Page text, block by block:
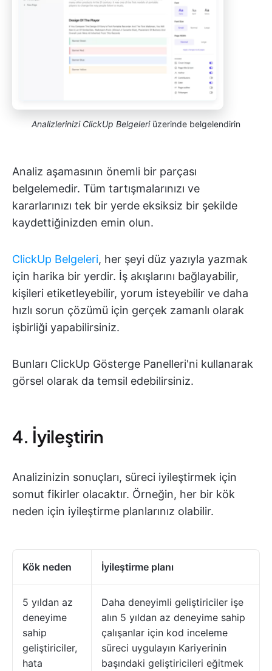
Analizlerinizi ClickUp Belgeleriüzerinde belgelendirin
Analiz aşamasının önemli bir parçası
belgelemedir. Tüm tartışmalarınızı ve
kararlarınızı tek bir yerde eksiksiz bir şekilde
kaydettiğinizden emin olun.
ClickUp Belgeleri, her şeyi düz yazıyla yazmak
için harika bir yerdir. İş akışlarını bağlayabilir,
kişileri etiketleyebilir, yorum isteyebilir ve daha
hızlı sorun çözümü için gerçek zamanlı olarak
işbirliği yapabilirsiniz.
Bunları ClickUp Gösterge Panelleri'ni kullanarak
görsel olarak da temsil edebilirsiniz.
4. İyileştirin
Analizinizin sonuçları, süreci iyileştirmek için
somut fikirler olacaktır. Örneğin, her bir kök
neden için iyileştirme planlarınız olabilir.
Kök neden İyileştirme planı
5 yıldan az
deneyime
sahip
geliştiriciler,
hata
Daha deneyimli geliştiriciler işe
alın 5 yıldan az deneyime sahip
çalışanlar için kod inceleme
süreci uygulayın Kariyerinin
başındaki geliştiricileri eğitmek